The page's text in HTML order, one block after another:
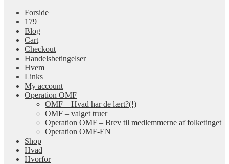
Forside
179
Blog
Cart
Checkout
Handelsbetingelser
Hvem
Links
My account
Operation OMF
OMF – Hvad har de lært?(!)
OMF – valget truer
Operation OMF – Brev til medlemmerne af folketinget
Operation OMF-EN
Shop
Hvad
Hvorfor